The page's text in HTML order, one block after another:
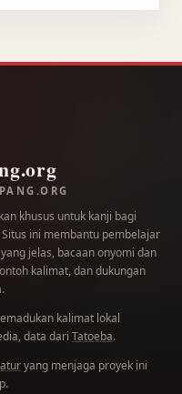
khusus untuk kanji bagi
ini membantu pembelajar
jelas, bacaan onyomi dan
kalimat, dan dukungan
kalimat lokal
data dari Tatoeba.
yang menjaga proyek ini